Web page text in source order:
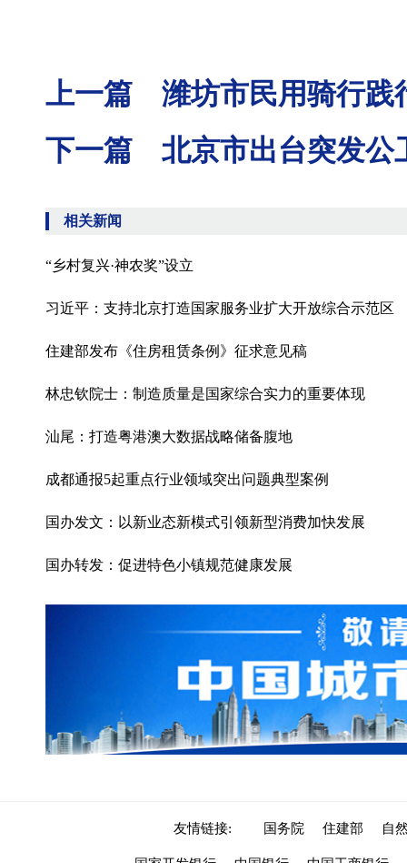
上一篇 潍坊市民用骑行践
下一篇 北京市出台突发公
相关新闻
“乡村复兴·神农奖”设立
习近平：支持北京打造国家服务业扩大开放综合示范区
住建部发布《住房租赁条例》征求意见稿
林忠钦院士：制造质量是国家综合实力的重要体现
汕尾：打造粤港澳大数据战略储备腹地
成都通报5起重点行业领域突出问题典型案例
国办发文：以新业态新模式引领新型消费加快发展
国办转发：促进特色小镇规范健康发展
友情链接: 国务院 住建部 自